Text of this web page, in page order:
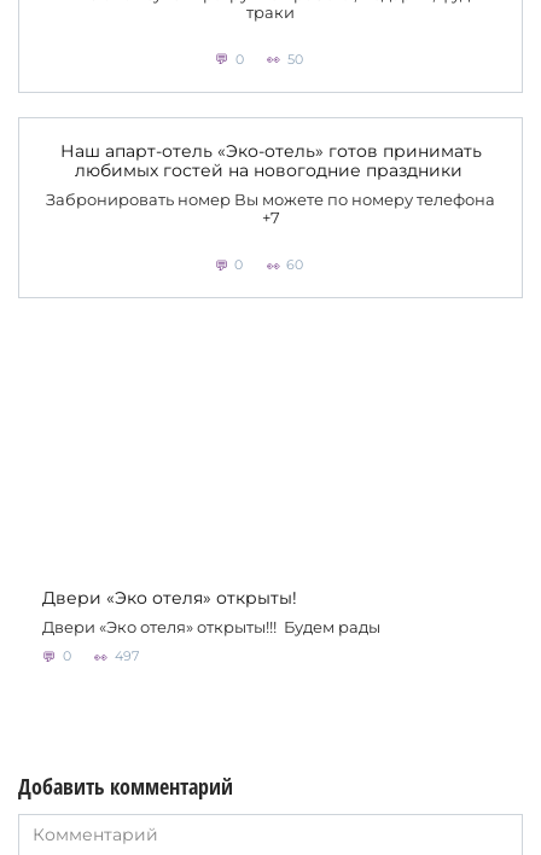
траки
0 50
Наш апарт-отель «Эко-отель» готов принимать
любимых гостей на новогодние праздники
Забронировать номер Вы можете по номеру телефона
+7
0 60
Двери «Эко отеля» открыты!
Двери «Эко отеля» открыты!!! Будем рады
0 497
Добавить комментарий
Комментарий